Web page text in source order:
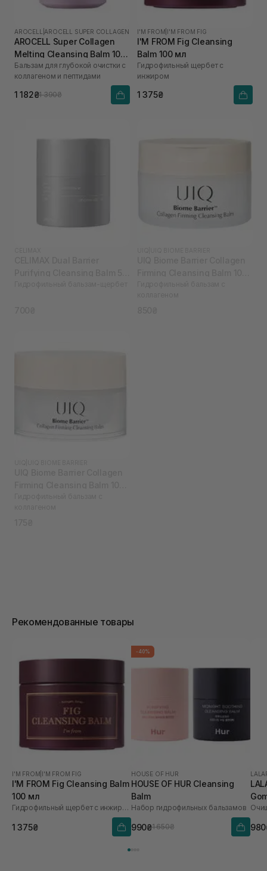
AROCELL AROCELL SUPER COLLAGEN
AROCELL Super Collagen
Melting Cleansing Balm 100
г
Бальзам для глубокой очистки с
коллагеном и пептидами
1 182₴1 390₴
I'M FROM I'M FROM FIG
I'M FROM Fig Cleansing
Balm 100 мл
Гидрофильный щербет с
инжиром
1 375₴
Рекомендованные товары
I'M FROM I'M FROM FIG
I'M FROM Fig Cleansing Balm
100 мл
Гидрофильный щербет с инжиром
1 375₴
-40%
HOUSE OF HUR
HOUSE OF HUR Cleansing
Balm
Набор гидрофильных бальзамов
990₴1 650₴
мл